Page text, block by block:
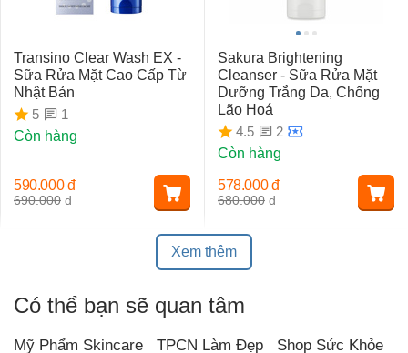
Transino Clear Wash EX -
Sữa Rửa Mặt Cao Cấp Từ
Nhật Bản
5
1
Còn hàng
690.000 đ
590.000 đ
Sakura Brightening
Cleanser - Sữa Rửa Mặt
Dưỡng Trắng Da, Chống
Lão Hoá
4.5
2
Còn hàng
680.000 đ
578.000 đ
Xem thêm
Có thể bạn sẽ quan tâm
Mỹ Phẩm Skincare TPCN Làm Đẹp Shop Sức Khỏe